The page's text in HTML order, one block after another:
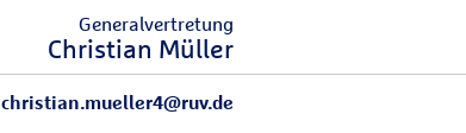
Generalvertretung
Christian Müller
christian.mueller4@ruv.de